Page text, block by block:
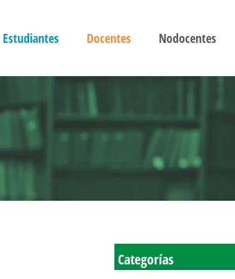
Estudiantes Docentes Nodocentes
Categorías